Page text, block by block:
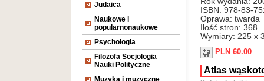
Judaica
Naukowe i
popularnonaukowe
Psychologia
Filozofa Socjologia
Nauki Polityczne
Muzyka i muzyczne
ISBN: 978-83-
Oprawa: twarda
Ilość stron: 368
Wymiary: 225 x
PLN 60.00
Atlas